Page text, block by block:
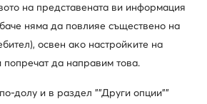
на представената ви информация
няма да повлияе съществено на
освен ако настройките на
да направим това.
долу и в раздел ""Други опции""